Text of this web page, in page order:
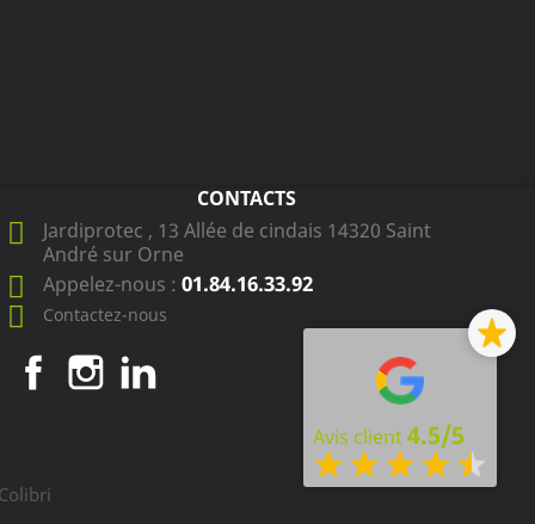
Avis client4.5/5
CONTACTS
Jardiprotec , 13 Allée de cindais 14320 Saint
André sur Orne
Appelez-nous :01.84.16.33.92
Contactez-nous
FacebookInstagram